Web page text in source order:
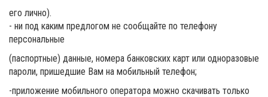
его лично).
- ни под каким предлогом не сообщайте по телефону
персональные
(паспортные) данные, номера банковских карт или одноразовые
пароли, пришедшие Вам на мобильный телефон;
-приложение мобильного оператора можно скачивать только